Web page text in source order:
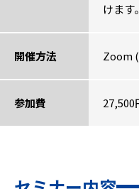
けます。
開催方法 Zoom
参加費 27,500